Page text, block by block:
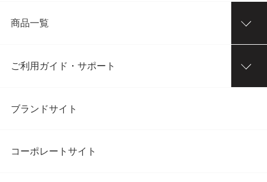
商品一覧
ご利用ガイド・サポート
ブランドサイト
コーポレートサイト